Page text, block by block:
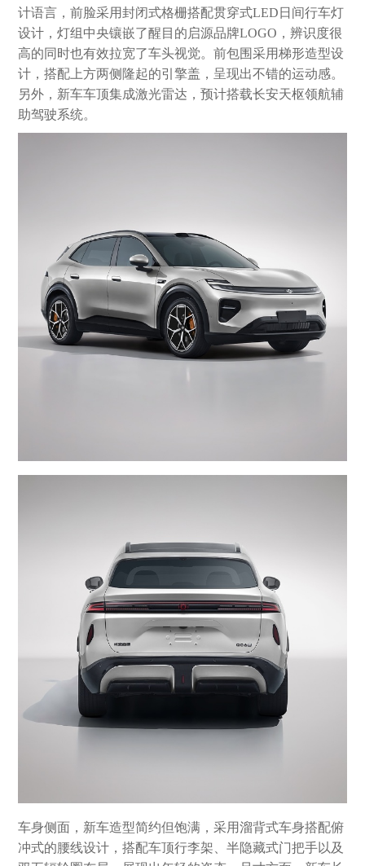
计语言，前脸采用封闭式格栅搭配贯穿式LED日间行车灯
设计，灯组中央镶嵌了醒目的启源品牌LOGO，辨识度很
高的同时也有效拉宽了车头视觉。前包围采用梯形造型设
计，搭配上方两侧隆起的引擎盖，呈现出不错的运动感。
另外，新车车顶集成激光雷达，预计搭载长安天枢领航辅
助驾驶系统。
车身侧面，新车造型简约但饱满，采用溜背式车身搭配俯
冲式的腰线设计，搭配车顶行李架、半隐藏式门把手以及